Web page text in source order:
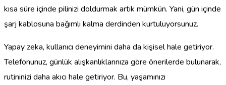
kısa süre içinde pilinizi doldurmak artık mümkün. Yani, gün içinde
şarj kablosuna bağımlı kalma derdinden kurtuluyorsunuz.
Yapay zeka, kullanıcı deneyimini daha da kişisel hale getiriyor.
Telefonunuz, günlük alışkanlıklarınıza göre önerilerde bulunarak,
rutininizi daha akıcı hale getiriyor. Bu, yaşamınızı